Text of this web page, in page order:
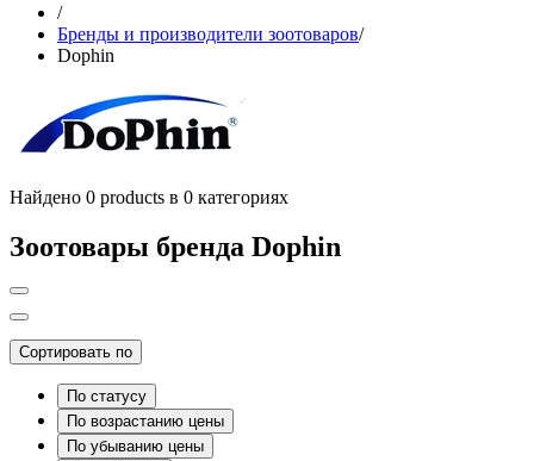
/
Бренды и производители зоотоваров/
Dophin
Найдено 0 products в 0 категориях
Зоотовары бренда Dophin
Сортировать по
По статусу
По возрастанию цены
По убыванию цены